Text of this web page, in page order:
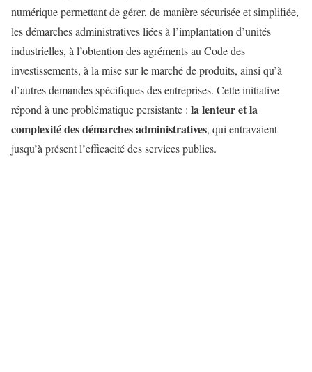
numérique permettant de gérer, de manière sécurisée et simplifiée,
les démarches administratives liées à l’implantation d’unités
industrielles, à l’obtention des agréments au Code des
investissements, à la mise sur le marché de produits, ainsi qu’à
d’autres demandes spécifiques des entreprises. Cette initiative
répond à une problématique persistante : la lenteur et la
complexité des démarches administratives, qui entravaient
jusqu’à présent l’efficacité des services publics.